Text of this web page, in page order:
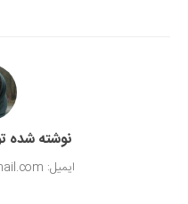
نوشته
ایمیل: majdi.mahta@gmail.com